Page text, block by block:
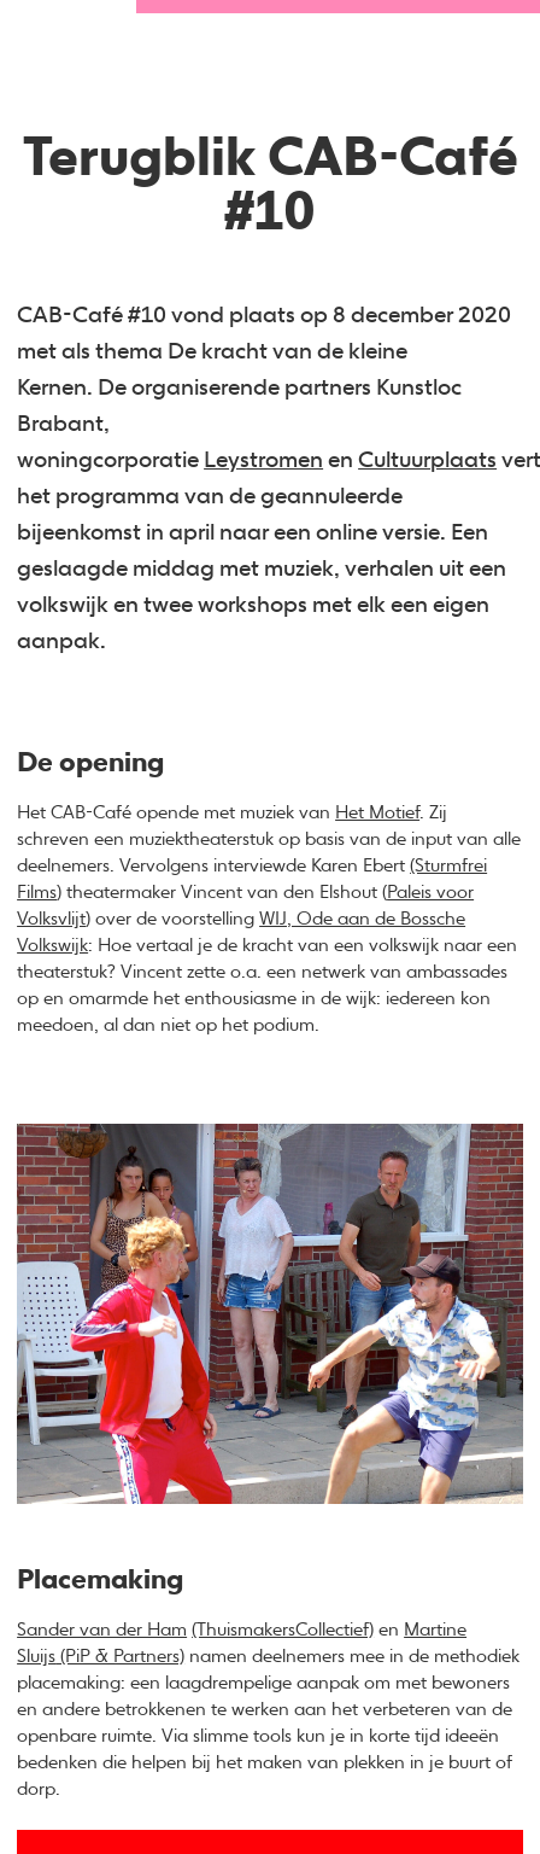
Terugblik CAB-Café
#10
CAB-Café #10 vond plaats op 8 december 2020
met als thema De kracht van de kleine
Kernen. De organiserende partners Kunstloc
Brabant,
woningcorporatie Leystromen enCultuurplaats
het programma van de geannuleerde
bijeenkomst in april naar een online versie. Een
geslaagde middag met muziek, verhalen uit een
volkswijk en twee workshops met elk een eigen
aanpak.
De opening
Het CAB-Café opende met muziek van Het Motief. Zij
schreven een muziektheaterstuk op basis van de input van alle
deelnemers. Vervolgens interviewde Karen Ebert(Sturmfrei
Films) theatermaker Vincent van den Elshout (Paleis voor
Volksvlijt) over de voorstellingWIJ, Ode aan de Bossche
Volkswijk: Hoe vertaal je de kracht van een volkswijk naar een
theaterstuk? Vincent zette o.a. een netwerk van ambassades
op en omarmde het enthousiasme in de wijk: iedereen kon
meedoen, al dan niet op het podium.
Placemaking
Sander van der Ham (ThuismakersCollectief) en Martine
Sluijs (PiP & Partners) namen deelnemers mee in de methodiek
placemaking: een laagdrempelige aanpak om met bewoners
en andere betrokkenen te werken aan het verbeteren van de
openbare ruimte. Via slimme tools kun je in korte tijd ideeën
bedenken die helpen bij het maken van plekken in je buurt of
dorp.